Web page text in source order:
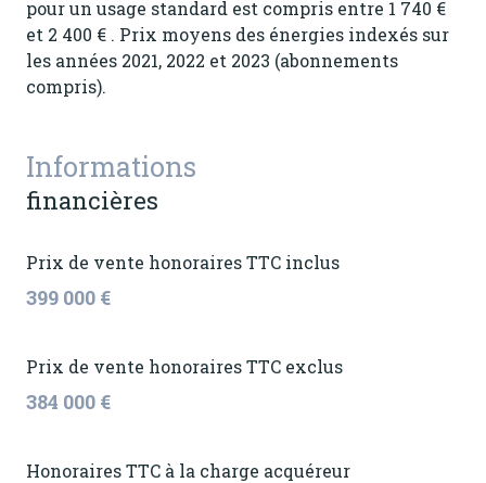
pour un usage standard est compris entre 1 740 €
et 2 400 € . Prix moyens des énergies indexés sur
les années 2021, 2022 et 2023 (abonnements
compris).
Informations
financières
Prix de vente honoraires TTC inclus
399 000 €
Prix de vente honoraires TTC exclus
384 000 €
Honoraires TTC à la charge acquéreur